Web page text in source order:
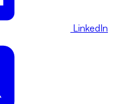
LinkedIn